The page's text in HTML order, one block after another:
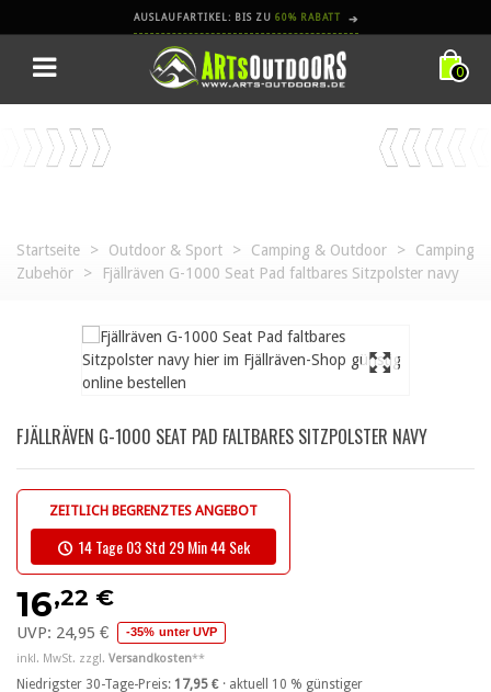
AUSLAUFARTIKEL: BIS ZU 60% RABATT ➔
0
Startseite > Outdoor & Sport > Camping & Outdoor >
Camping
Zubehör
> Fjällräven G-1000 Seat Pad faltbares Sitzpolster navy
FJÄLLRÄVEN G-1000 SEAT PAD FALTBARES SITZPOLSTER NAVY
ZEITLICH BEGRENZTES ANGEBOT
14 Tage 03 Std 29 Min 43 Sek
16,22 €
UVP: 24,95 € -35% unter UVP
inkl. MwSt. zzgl. Versandkosten**
Niedrigster 30-Tage-Preis: 17,95 € · aktuell 10 % günstiger